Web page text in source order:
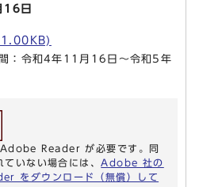
日
：令和4年11月16日～令和5年
Reader が必要です。同
いない場合には、 Adobe 社の
をダウンロード（無償）して